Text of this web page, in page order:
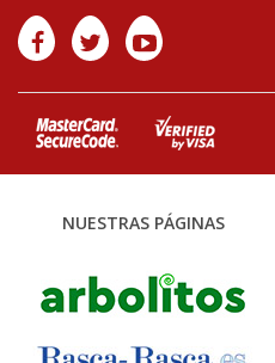
NUESTRAS PÁGINAS